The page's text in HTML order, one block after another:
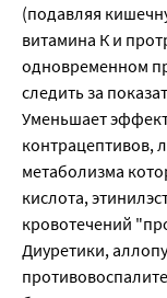
(подавляя
витамина К и
одновременном
следить за
Уменьшает
контрацептивов,
метаболизма
кислота,
кровотечений
Диуретики,